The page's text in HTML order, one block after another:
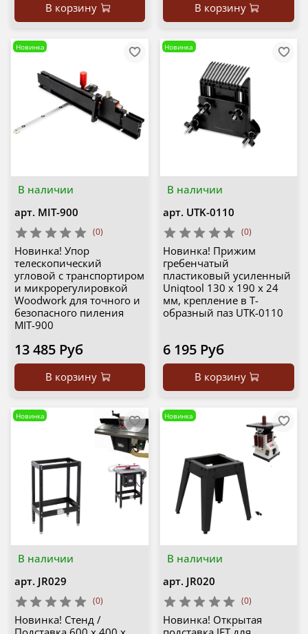
В корзину В корзину
В наличии
Новинка
арт. MIT-900
(0)
Новинка! Упор
телескопический
угловой с транспортиром
и микрорегулировкой
Woodwork для точного и
безопасного пиления
MIT-900
13 485 Руб
В корзину
В наличии
Новинка
арт. UTK-0110
(0)
Новинка! Прижим
гребенчатый
пластиковый усиленный
Uniqtool 130 x 190 x 24
мм, крепление в Т-
образный паз UTK-0110
6 195 Руб
В корзину
В наличии
Новинка
арт. JR029
(0)
Новинка! Cтенд /
В наличии
Новинка
арт. JR020
(0)
Новинка! Открытая